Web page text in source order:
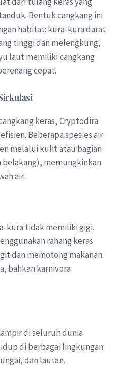
Bentuk cangkang ini
habitat: kura-kura darat
tinggi dan melengkung,
laut memiliki cangkang
cepat.
keras, Cryptodira
Beberapa spesies air
melalui kulit atau bagian
memungkinkan
air.
kura tidak memiliki gigi.
rahang keras
dan memotong makanan.
bahkan karnivora
di seluruh dunia
di berbagai lingkungan:
dan lautan.